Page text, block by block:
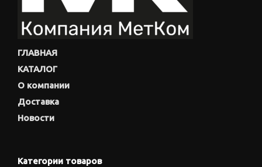
ГЛАВНАЯ
КАТАЛОГ
О компании
Доставка
Новости
Категории товаров